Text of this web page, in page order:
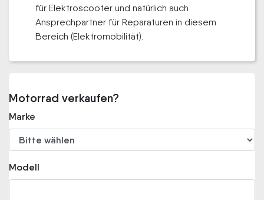
für Elektroscooter und natürlich auch
Ansprechpartner für Reparaturen in diesem
Bereich (Elektromobilität).
Motorrad verkaufen?
Marke
Modell